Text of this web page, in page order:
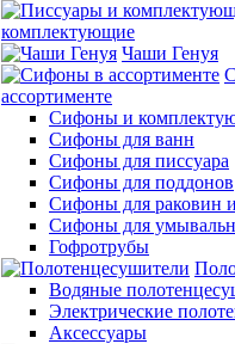
комплектующие
Чаши Генуя
ассортименте
Сифоны и
Сифоны для ванн
Сифоны для писсуара
Сифоны для поддонов
Сифоны для раковин
Сифоны для
Гофротрубы
Водяные
Электрические
Аксессуары